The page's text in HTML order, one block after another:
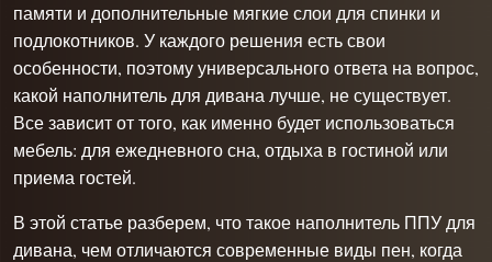
памяти и дополнительные мягкие слои для спинки и
подлокотников. У каждого решения есть свои
особенности, поэтому универсального ответа на вопрос,
какой наполнитель для дивана лучше, не существует.
Все зависит от того, как именно будет использоваться
мебель: для ежедневного сна, отдыха в гостиной или
приема гостей.
В этой статье разберем, что такое наполнитель ППУ для
дивана, чем отличаются современные виды пен, когда